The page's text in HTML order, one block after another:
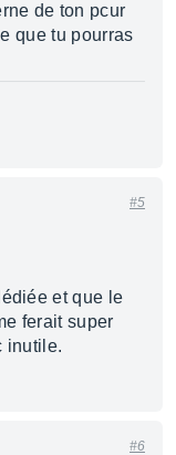
de ton pcur
que tu pourras
#5
et que le
ferait super
inutile.
#6